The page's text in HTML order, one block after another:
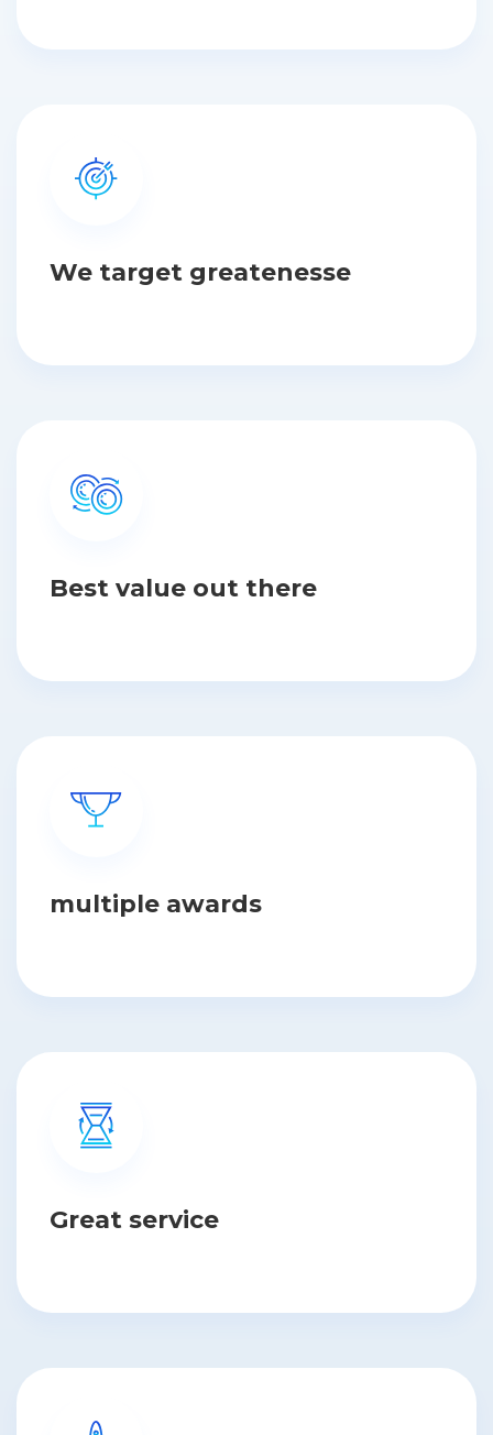
We target greatenesse
Best value out there
multiple awards
Great service